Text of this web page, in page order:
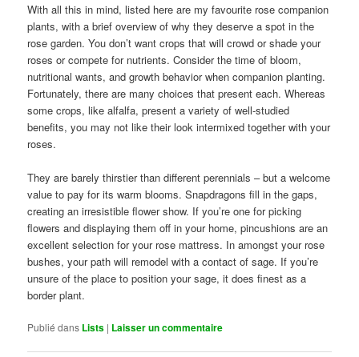
With all this in mind, listed here are my favourite rose companion
plants, with a brief overview of why they deserve a spot in the
rose garden. You don’t want crops that will crowd or shade your
roses or compete for nutrients. Consider the time of bloom,
nutritional wants, and growth behavior when companion planting.
Fortunately, there are many choices that present each. Whereas
some crops, like alfalfa, present a variety of well-studied
benefits, you may not like their look intermixed together with your
roses.
They are barely thirstier than different perennials – but a welcome
value to pay for its warm blooms. Snapdragons fill in the gaps,
creating an irresistible flower show. If you’re one for picking
flowers and displaying them off in your home, pincushions are an
excellent selection for your rose mattress. In amongst your rose
bushes, your path will remodel with a contact of sage. If you’re
unsure of the place to position your sage, it does finest as a
border plant.
Publié dans Lists | Laisser un commentaire